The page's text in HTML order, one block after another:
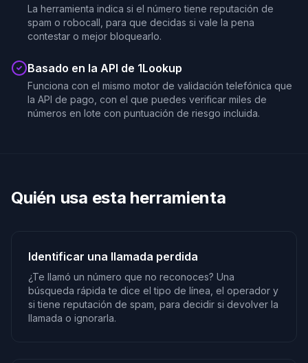
La herramienta indica si el número tiene reputación de
spam o robocall, para que decidas si vale la pena
contestar o mejor bloquearlo.
Basado en la API de 1Lookup
Funciona con el mismo motor de validación telefónica que
la API de pago, con el que puedes verificar miles de
números en lote con puntuación de riesgo incluida.
Quién usa esta herramienta
Identificar una llamada perdida
¿Te llamó un número que no reconoces? Una
búsqueda rápida te dice el tipo de línea, el operador y
si tiene reputación de spam, para decidir si devolver la
llamada o ignorarla.